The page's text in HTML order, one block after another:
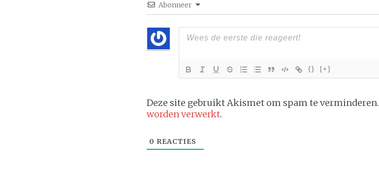
Abonneer
{} [+]
Deze site gebruikt Akismet om spam te verminderen.
worden verwerkt.
0 REACTIES